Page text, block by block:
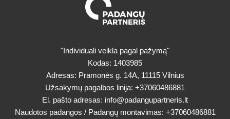
"Individuali veikla pagal pažymą"
Kodas: 1403985
Adresas: Pramonės g. 14A, 11115 Vilnius
Užsakymų pagalbos linija: +37060486881
El. pašto adresas: info@padangupartneris.lt
Naudotos padangos / Padangų montavimas: +37060486881